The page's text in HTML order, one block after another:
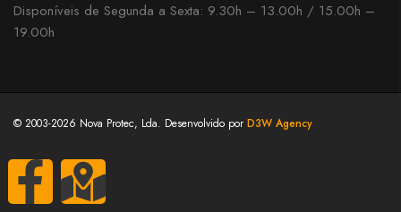
Disponíveis de Segunda a Sexta: 9.30h – 13.00h / 15.00h –
19.00h
© 2003-2026 Nova Protec, Lda. Desenvolvido por D3W Agency